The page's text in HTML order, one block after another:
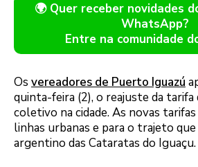
🌍 Quer receber novidades
WhatsApp?
Entre na comunidade
Os vereadores de Puerto Iguazú
quinta-feira (2), o reajuste da
coletivo na cidade. As novas
linhas urbanas e para o trajeto
argentino das Cataratas do Iguaçu.